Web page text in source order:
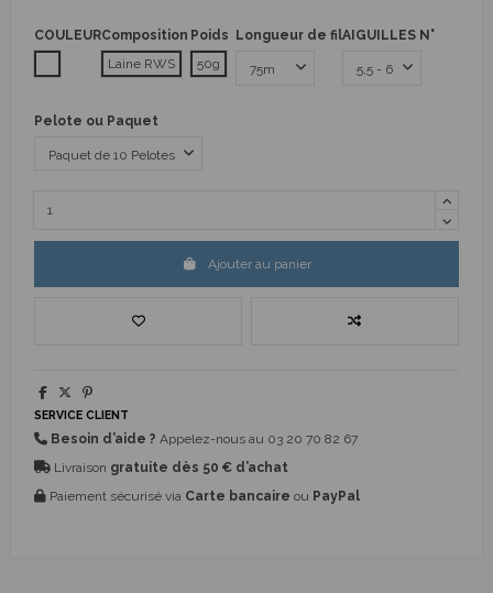
COULEURComposition
Laine RWS
Poids
50g
Longueur de filAIGUILLES N°
Pelote ou Paquet
Ajouter au panier
SERVICE CLIENT
Besoin d’aide ? Appelez-nous au 03 20 70 82 67
Livraison gratuite dès 50 € d’achat
Paiement sécurisé via Carte bancaire ou PayPal